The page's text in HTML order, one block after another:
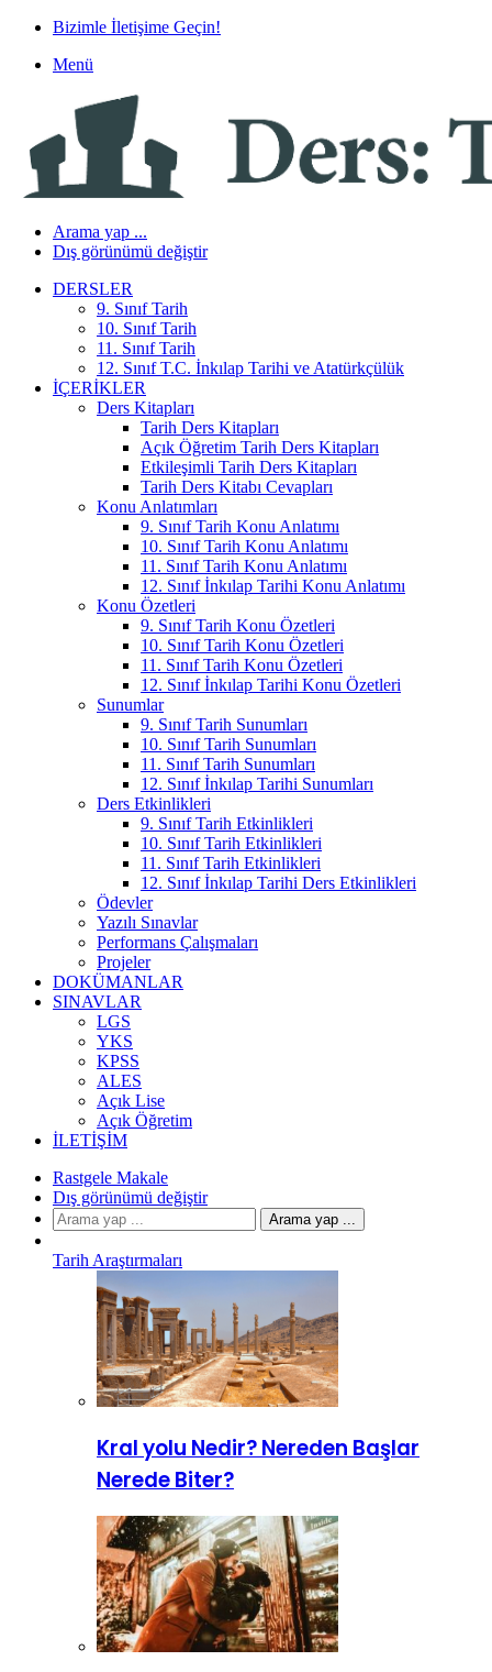
Bizimle İletişime Geçin!
Menü
Arama yap ...
Dış görünümü değiştir
DERSLER
9. Sınıf Tarih
10. Sınıf Tarih
11. Sınıf Tarih
12. Sınıf T.C. İnkılap Tarihi ve Atatürkçülük
İÇERIKLER
Ders Kitapları
Tarih Ders Kitapları
Açık Öğretim Tarih Ders Kitapları
Etkileşimli Tarih Ders Kitapları
Tarih Ders Kitabı Cevapları
Konu Anlatımları
9. Sınıf Tarih Konu Anlatımı
10. Sınıf Tarih Konu Anlatımı
11. Sınıf Tarih Konu Anlatımı
12. Sınıf İnkılap Tarihi Konu Anlatımı
Konu Özetleri
9. Sınıf Tarih Konu Özetleri
10. Sınıf Tarih Konu Özetleri
11. Sınıf Tarih Konu Özetleri
12. Sınıf İnkılap Tarihi Konu Özetleri
Sunumlar
9. Sınıf Tarih Sunumları
10. Sınıf Tarih Sunumları
11. Sınıf Tarih Sunumları
12. Sınıf İnkılap Tarihi Sunumları
Ders Etkinlikleri
9. Sınıf Tarih Etkinlikleri
10. Sınıf Tarih Etkinlikleri
11. Sınıf Tarih Etkinlikleri
12. Sınıf İnkılap Tarihi Ders Etkinlikleri
Ödevler
Yazılı Sınavlar
Performans Çalışmaları
Projeler
DOKÜMANLAR
SINAVLAR
LGS
YKS
KPSS
ALES
Açık Lise
Açık Öğretim
İLETIŞIM
Rastgele Makale
Dış görünümü değiştir
Arama yap ...
Tarih Araştırmaları
Kral yolu Nedir? Nereden Başlar
Nerede Biter?